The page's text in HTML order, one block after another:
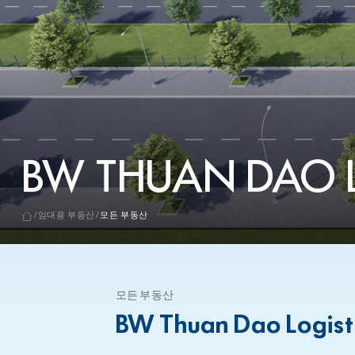
BW THUAN DAO
임대용 부동산 모든 부동산
모든 부동산
BW Thuan Dao